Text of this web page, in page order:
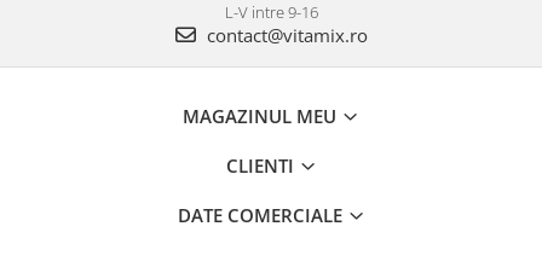
L-V intre 9-16
contact@vitamix.ro
MAGAZINUL MEU
CLIENTI
DATE COMERCIALE